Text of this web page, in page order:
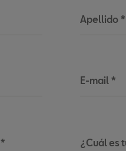
Apellido *
E-mail *
¿Cuál es